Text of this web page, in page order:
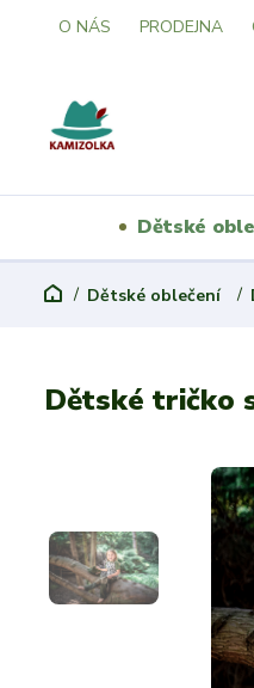
O NÁS PRODEJNA
Dětské
Dětské oblečení
Dětské tričko